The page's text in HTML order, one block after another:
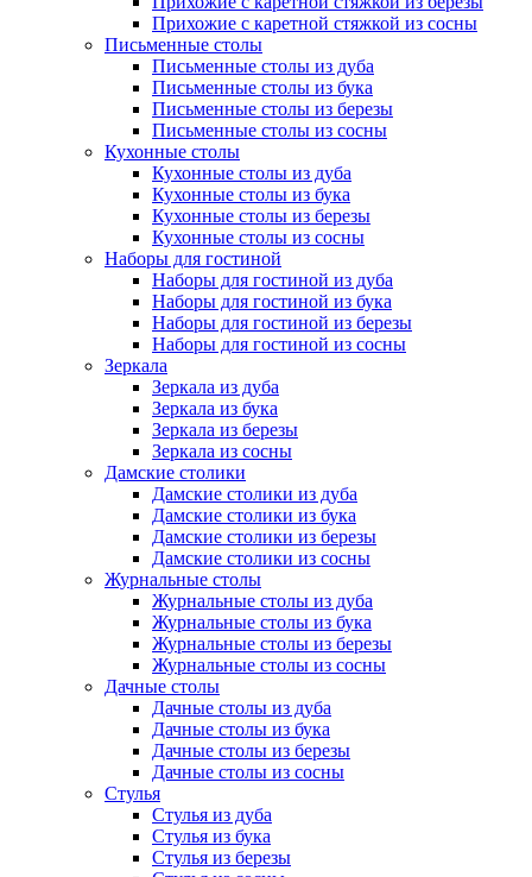
Прихожие с каретной стяжкой из сосны
Письменные столы
Письменные столы из дуба
Письменные столы из бука
Письменные столы из березы
Письменные столы из сосны
Кухонные столы
Кухонные столы из дуба
Кухонные столы из бука
Кухонные столы из березы
Кухонные столы из сосны
Наборы для гостиной
Наборы для гостиной из дуба
Наборы для гостиной из бука
Наборы для гостиной из березы
Наборы для гостиной из сосны
Зеркала
Зеркала из дуба
Зеркала из бука
Зеркала из березы
Зеркала из сосны
Дамские столики
Дамские столики из дуба
Дамские столики из бука
Дамские столики из березы
Дамские столики из сосны
Журнальные столы
Журнальные столы из дуба
Журнальные столы из бука
Журнальные столы из березы
Журнальные столы из сосны
Дачные столы
Дачные столы из дуба
Дачные столы из бука
Дачные столы из березы
Дачные столы из сосны
Стулья
Стулья из дуба
Стулья из бука
Стулья из березы